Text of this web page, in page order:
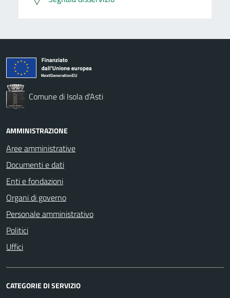
Comune di Isola d'Asti
AMMINISTRAZIONE
Aree amministrative
Documenti e dati
Enti e fondazioni
Organi di governo
Personale amministrativo
Politici
Uffici
CATEGORIE DI SERVIZIO